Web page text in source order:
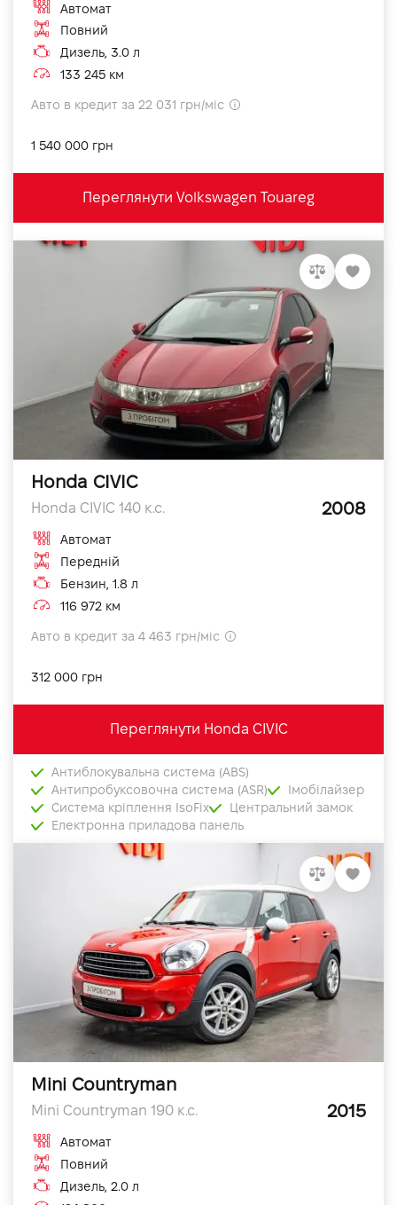
Автомат
Повний
Дизель, 3.0 л
133 245 км
Авто в кредит за 22 031 грн/міс
1 540 000 грн
Переглянути Volkswagen Touareg
Honda CIVIC
Honda CIVIC 140 к.с. 2008
Автомат
Передній
Бензин, 1.8 л
116 972 км
Авто в кредит за 4 463 грн/міс
312 000 грн
Переглянути Honda CIVIC
Антиблокувальна система (ABS)
Антипробуксовочна система (ASR)
Імобілайзер
Система кріплення IsoFix
Центральний замок
Електронна приладова панель
Mini Countryman
Mini Countryman 190 к.с. 2015
Автомат
Повний
Дизель, 2.0 л